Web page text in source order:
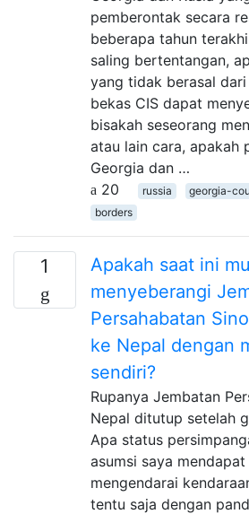
pemberontak secara
beberapa tahun
saling bertentangan,
yang tidak berasal
bekas CIS dapat
bisakah seseorang
atau lain cara, apakah
Georgia dan …
20
russia georgia-
borders
1
Apakah saat ini
menyeberangi
Persahabatan
ke Nepal dengan
sendiri?
Rupanya Jembatan
Nepal ditutup setelah
Apa status
asumsi saya
mengendarai
tentu saja dengan